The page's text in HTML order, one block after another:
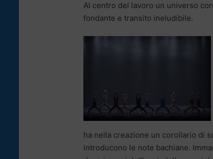
Al centro del lavoro un universo
fondante e transito ineludibile.
ha nella creazione un corollario di
introducono le note bachiane.